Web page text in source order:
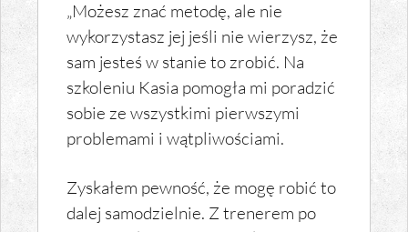
„Możesz znać metodę, ale nie
wykorzystasz jej jeśli nie wierzysz, że
sam jesteś w stanie to zrobić. Na
szkoleniu Kasia pomogła mi poradzić
sobie ze wszystkimi pierwszymi
problemami i wątpliwościami.
Zyskałem pewność, że mogę robić to
dalej samodzielnie. Z trenerem po